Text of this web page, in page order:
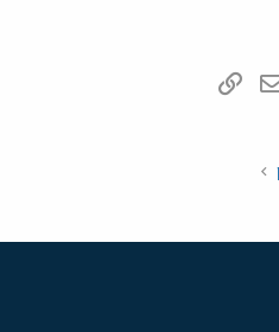
דואר אלקטרוני